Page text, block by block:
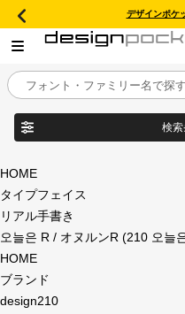
デザインポケ
目的別フォントガイド
特集
年間ライセンス商品
検
商品名
HOME
タイプフェイス
リアル手書き
오늘은 R / オヌルンR (210 오늘
HOME
ブランド
design210